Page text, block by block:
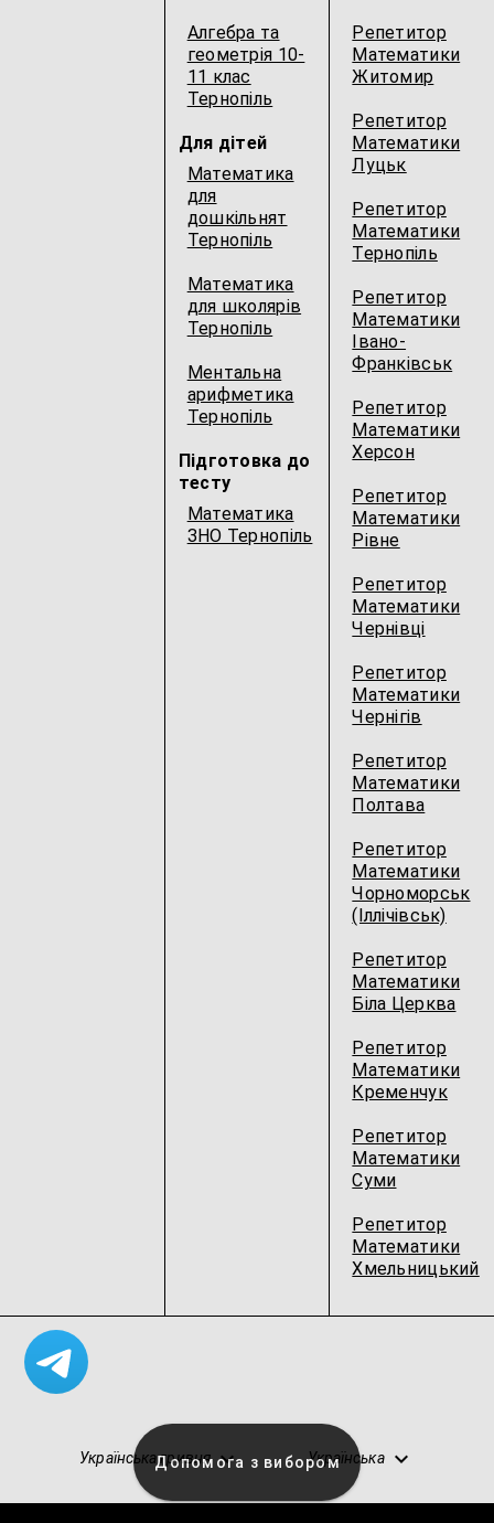
Алгебра та
геометрія 10-
11 клас
Тернопіль
Для дітей
Математика
для
дошкільнят
Тернопіль
Математика
для школярів
Тернопіль
Ментальна
арифметика
Тернопіль
Підготовка до
тесту
Математика
ЗНО Тернопіль
Репетитор
Математики
Житомир
Репетитор
Математики
Луцьк
Репетитор
Математики
Тернопіль
Репетитор
Математики
Івано-
Франківськ
Репетитор
Математики
Херсон
Репетитор
Математики
Рівне
Репетитор
Математики
Чернівці
Репетитор
Математики
Чернігів
Репетитор
Математики
Полтава
Репетитор
Математики
Чорноморськ
(Іллічівськ)
Репетитор
Математики
Біла Церква
Репетитор
Математики
Кременчук
Репетитор
Математики
Суми
Репетитор
Математики
Хмельницький
Українська гривня Українська
Допомога з вибором